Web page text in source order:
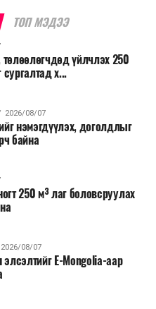
хурал, зөвлөгөөн, ой,
наадам, соёлын арга
төрийн өндөр албан
бусад гадаад
хүлээн авах зардал;
тоног төхөөрөмж,
авах;
зүйн салбараас бусад
бусад кино,
тэтгэмж, урамшуулал.
ТОП МЭДЭЭ
үйлчлэх 250
х...
2026/08/07
нэмэгдүүлэх, доголдлыг
байна
250 м³ лаг боловсруулах
2026/08/07
элсэлтийг E-Mongolia-аар